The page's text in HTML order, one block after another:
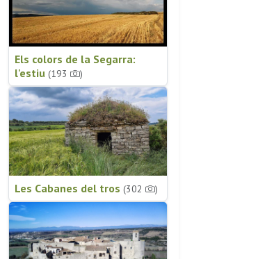
Els colors de la Segarra:
l'estiu (193 )
Les Cabanes del tros (302 )